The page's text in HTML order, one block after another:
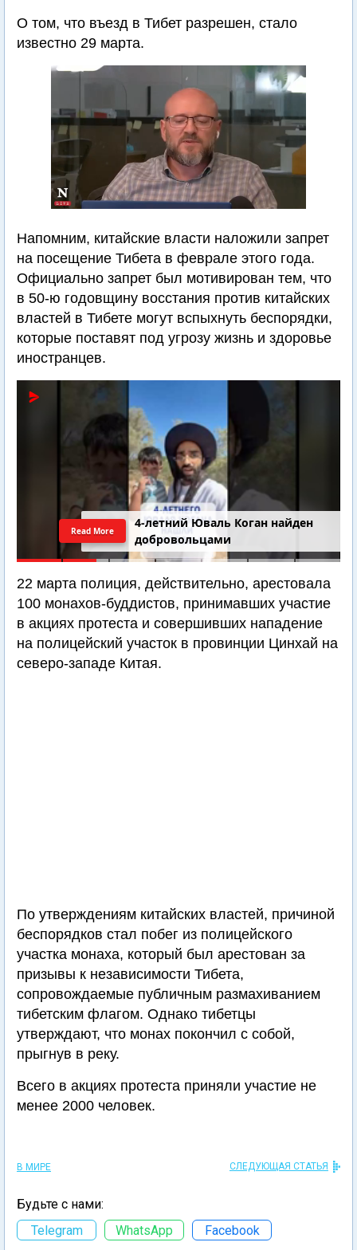
О том, что въезд в Тибет разрешен, стало
известно 29 марта.
Напомним, китайские власти наложили запрет
на посещение Тибета в феврале этого года.
Официально запрет был мотивирован тем, что
в 50-ю годовщину восстания против китайских
властей в Тибете могут вспыхнуть беспорядки,
которые поставят под угрозу жизнь и здоровье
иностранцев.
4-летний Юваль Коган найден
добровольцами
Read More
22 марта полиция, действительно, арестовала
100 монахов-буддистов, принимавших участие
в акциях протеста и совершивших нападение
на полицейский участок в провинции Цинхай на
северо-западе Китая.
По утверждениям китайских властей, причиной
беспорядков стал побег из полицейского
участка монаха, который был арестован за
призывы к независимости Тибета,
сопровождаемые публичным размахиванием
тибетским флагом. Однако тибетцы
утверждают, что монах покончил с собой,
прыгнув в реку.
Всего в акциях протеста приняли участие не
менее 2000 человек.
В МИРЕ СЛЕДУЮЩАЯ СТАТЬЯ
Будьте с нами:
Telegram
WhatsApp Facebook